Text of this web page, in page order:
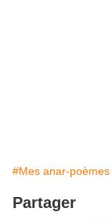
#Mes anar-poèmes
Partager